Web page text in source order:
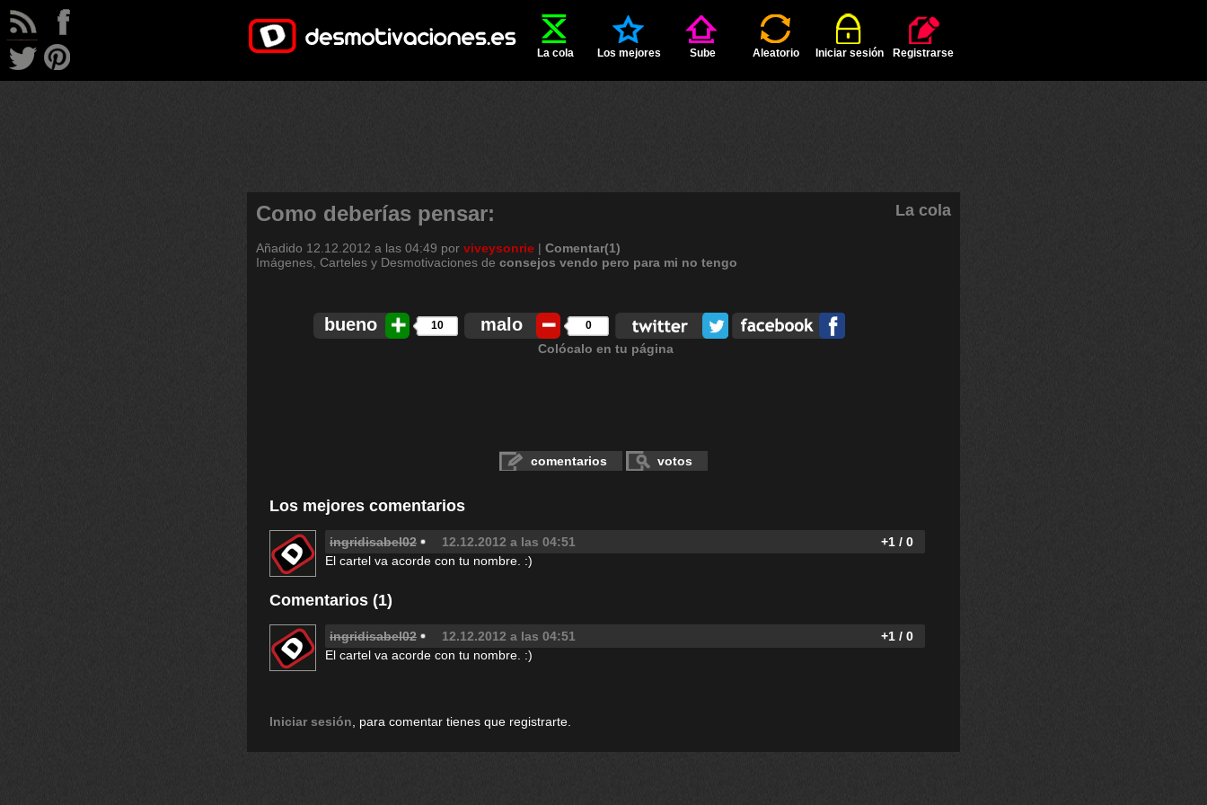
La cola Los mejores Sube Aleatorio Iniciar sesión Registrarse
Como deberías pensar: La cola
Añadido 12.12.2012 a las 04:49 por viveysonrie | Comentar(1)
Imágenes, Carteles y Desmotivaciones de consejos vendo pero para mi no tengo
bueno 10 malo 0
Colócalo en tu página
comentarios votos
Los mejores comentarios
ingridisabel02 12.12.2012 a las 04:51
+1 / 0
El cartel va acorde con tu nombre. :)
Comentarios (1)
ingridisabel02 12.12.2012 a las 04:51
+1 / 0
El cartel va acorde con tu nombre. :)
Iniciar sesión , para comentar tienes que registrarte.